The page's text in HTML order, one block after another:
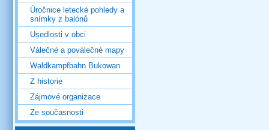
Úročnice letecké pohledy a
snímky z balónů
Usedlosti v obci
Válečné a poválečné mapy
Waldkampfbahn Bukowan
Z historie
Zájmové organizace
Ze současnosti